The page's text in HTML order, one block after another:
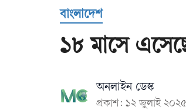
বাংলাদেশ
১৮ মাসে
অনলাইন ডেস্ক
প্রকাশ: ১২ জুলাই